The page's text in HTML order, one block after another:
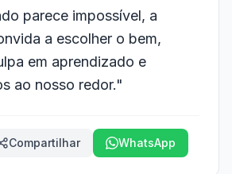
parece impossível, a
a escolher o bem,
em aprendizado e
ao nosso redor."
Compartilhar WhatsApp